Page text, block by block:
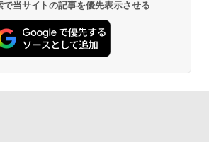
当サイトの記事を優先表示させる